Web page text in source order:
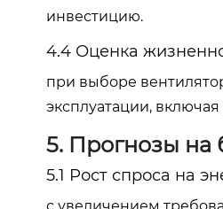
инвестицию.
4.4 Оценка
при выборе
эксплуатации,
5. Прогнозы
5.1 Рост спроса на